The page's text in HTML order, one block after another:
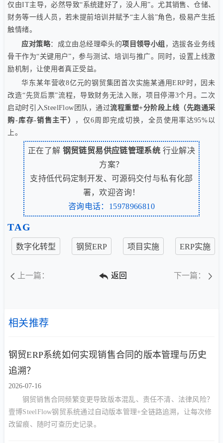
仅由IT主导，必然导致“系统建好了，没人用”。尤其销售、仓储、
财务等一线人员，若未提前培训并赋予“主人翁”角色，极易产生抵
触情绪。
应对策略：成立由总经理牵头的项目领导小组 ，选拔各业务线
骨干作为“关键用户”，参与测试、培训与推广。同时，设置上线激
励机制，让使用者真正受益。
华东某年营收8亿元的钢贸集团首次实施某通用ERP时，因未
改造“先货后票”流程，导致财务无法入账，项目停滞3个月。二次
启动时引入SteelFlow团队，通过流程重塑+分阶段上线（先跑通采
购-库存-销售主干）
，仅6周即完成切换，全员使用率达95%以
上。
正在了解 钢贸链贸易供应链管理系统 行业解决
方案？
支持低代码定制开发、可源码交付与私有化部
署，欢迎咨询！
咨询电话：15978966810
TAG
数字化转型 钢贸ERP 项目实施 ERP实施
上一篇： 返回 下一篇：
相关推荐
钢贸ERP系统如何实现销售合同的版本管理与历史
追溯？
2026-07-16
钢贸销售合同频繁变更导致版本混乱、责任不清、法律风险？
壹博SteelFlow钢贸系统通过自动版本管理+全链路追溯，让每次修
改留痕、随时可查历史记录。